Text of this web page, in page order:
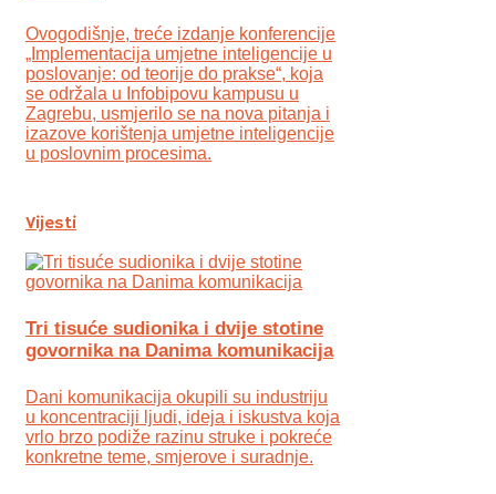
Ovogodišnje, treće izdanje konferencije
„Implementacija umjetne inteligencije u
poslovanje: od teorije do prakse“, koja
se održala u Infobipovu kampusu u
Zagrebu, usmjerilo se na nova pitanja i
izazove korištenja umjetne inteligencije
u poslovnim procesima.
Vijesti
Tri tisuće sudionika i dvije stotine
govornika na Danima komunikacija
Dani komunikacija okupili su industriju
u koncentraciji ljudi, ideja i iskustva koja
vrlo brzo podiže razinu struke i pokreće
konkretne teme, smjerove i suradnje.